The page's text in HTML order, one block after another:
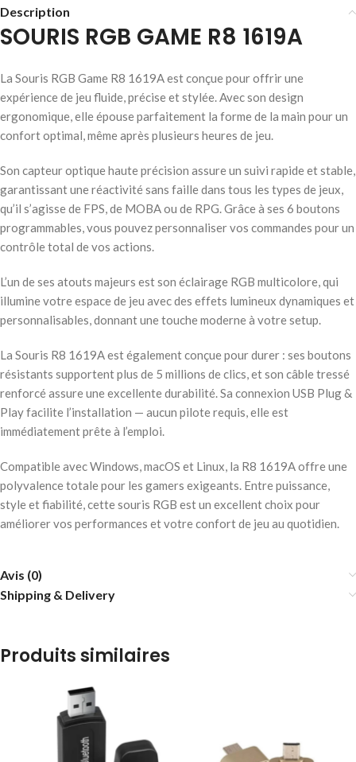
Description
SOURIS RGB GAME R8 1619A
La Souris RGB Game R8 1619A est conçue pour offrir une
expérience de jeu fluide, précise et stylée. Avec son design
ergonomique, elle épouse parfaitement la forme de la main pour un
confort optimal, même après plusieurs heures de jeu.
Son capteur optique haute précision assure un suivi rapide et stable,
garantissant une réactivité sans faille dans tous les types de jeux,
qu’il s’agisse de FPS, de MOBA ou de RPG. Grâce à ses 6 boutons
programmables, vous pouvez personnaliser vos commandes pour un
contrôle total de vos actions.
L’un de ses atouts majeurs est son éclairage RGB multicolore, qui
illumine votre espace de jeu avec des effets lumineux dynamiques et
personnalisables, donnant une touche moderne à votre setup.
La Souris R8 1619A est également conçue pour durer : ses boutons
résistants supportent plus de 5 millions de clics, et son câble tressé
renforcé assure une excellente durabilité. Sa connexion USB Plug &
Play facilite l’installation — aucun pilote requis, elle est
immédiatement prête à l’emploi.
Compatible avec Windows, macOS et Linux, la R8 1619A offre une
polyvalence totale pour les gamers exigeants. Entre puissance,
style et fiabilité, cette souris RGB est un excellent choix pour
améliorer vos performances et votre confort de jeu au quotidien.
Avis (0)
Shipping & Delivery
Produits similaires